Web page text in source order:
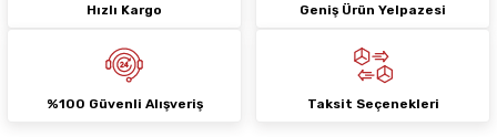
Hızlı Kargo Geniş Ürün Yelpazesi
%100 Güvenli Alışveriş Taksit Seçenekleri